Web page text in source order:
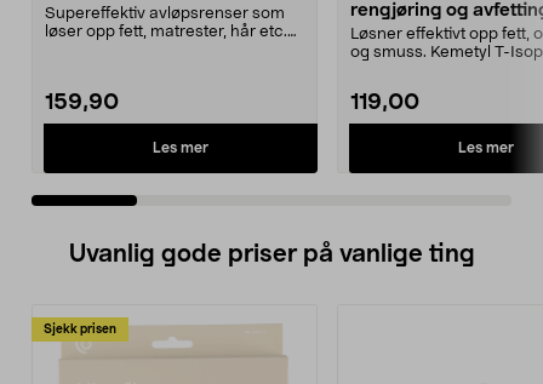
Supereffektiv avløpsrenser som
løser opp fett, matrester, hår etc.
159,90
Les mer
rengjøring og
Løsner effektivt opp fett,
og smuss. Kemetyl T-
119,00
Les mer
Uvanlig gode priser på vanlige ting
Sjekk prisen